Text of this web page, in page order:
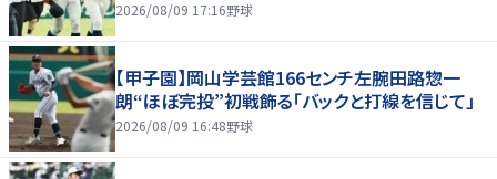
2026/08/09 17:16野球
【甲子園】岡山学芸館166センチ左腕田路惣一
朗“ほぼ完投”初戦飾る「バックと打線を信じて」
2026/08/09 16:48野球